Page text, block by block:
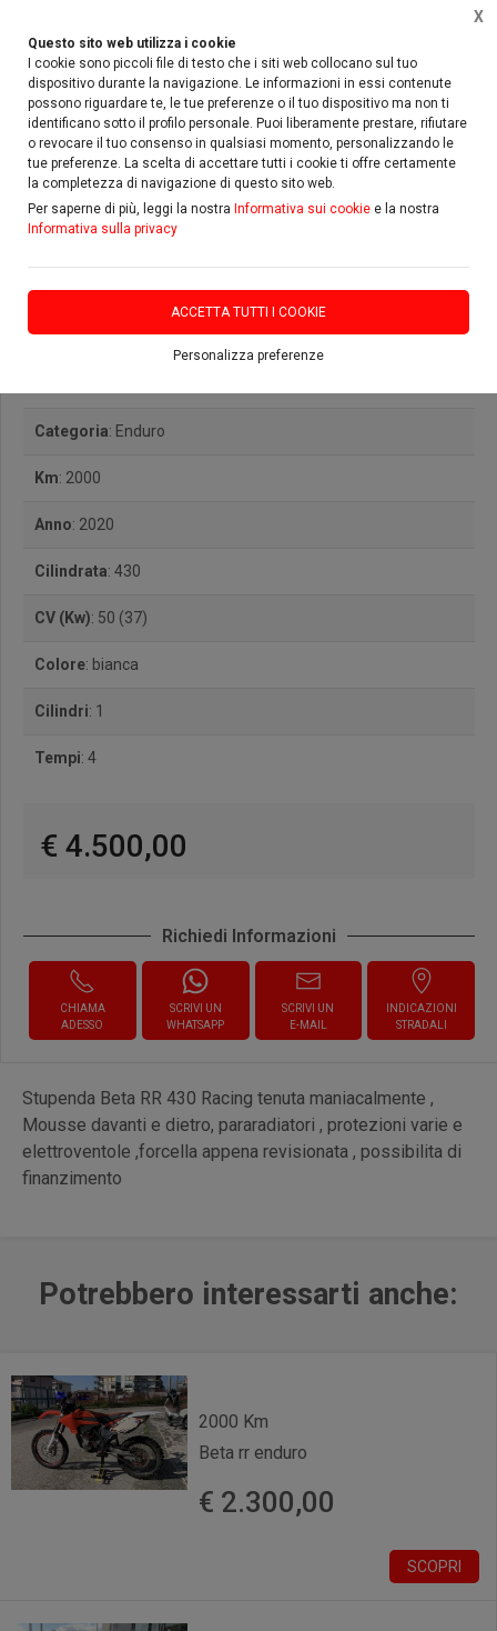
Questo sito web utilizza i cookie
I cookie sono piccoli file di testo che i siti web collocano sul tuo
dispositivo durante la navigazione. Le informazioni in essi contenute
possono riguardare te, le tue preferenze o il tuo dispositivo ma non ti
identificano sotto il profilo personale. Puoi liberamente prestare, rifiutare
o revocare il tuo consenso in qualsiasi momento, personalizzando le
tue preferenze. La scelta di accettare tutti i cookie ti offre certamente
la completezza di navigazione di questo sito web.
Per saperne di più, leggi la nostra Informativa sui cookie e la nostra
Informativa sulla privacy
ACCETTA TUTTI I COOKIE
Personalizza preferenze
X
Home Usato Beta rr enduro
Beta rr enduro racing
Marca: Beta
Categoria: Enduro
Km: 2000
Anno: 2020
Cilindrata: 430
CV (Kw): 50 (37)
Colore: bianca
Cilindri: 1
Tempi: 4
€ 4.500,00
Richiedi Informazioni
CHIAMA
ADESSO
SCRIVI UN
WHATSAPP
SCRIVI UN
E-MAIL
INDICAZIONI
STRADALI
Stupenda Beta RR 430 Racing tenuta maniacalmente ,
Mousse davanti e dietro, pararadiatori , protezioni varie e
elettroventole ,forcella appena revisionata , possibilita di
finanzimento
Potrebbero interessarti anche:
2000 Km
Beta rr enduro
€ 2.300,00
SCOPRI